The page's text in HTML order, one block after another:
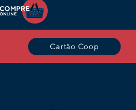
Cartão Coop